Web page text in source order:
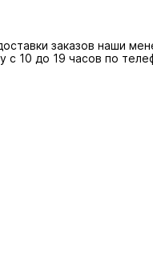
заказов наши
с 10 до 19 часов по